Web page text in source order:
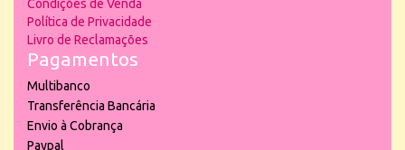
Condições de Venda
Política de Privacidade
Livro de Reclamações
Pagamentos
Multibanco
Transferência Bancária
Envio à Cobrança
Paypal